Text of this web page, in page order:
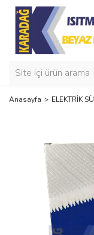
Anasayfa ELEKTRİK